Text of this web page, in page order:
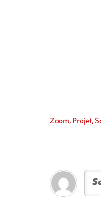
Zoom, Projet,